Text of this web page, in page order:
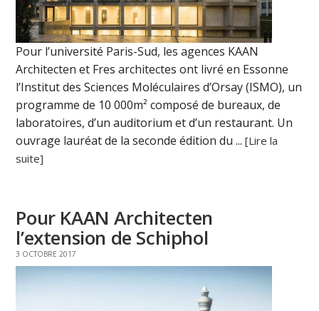
Pour l’université Paris-Sud, les agences KAAN
Architecten et Fres architectes ont livré en Essonne
l’Institut des Sciences Moléculaires d’Orsay (ISMO), un
programme de 10 000m² composé de bureaux, de
laboratoires, d’un auditorium et d’un restaurant. Un
ouvrage lauréat de la seconde édition du ...[Lire la
suite]
Pour KAAN Architecten
l’extension de Schiphol
3 OCTOBRE 2017